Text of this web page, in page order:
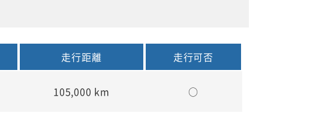
走行距離
走行可否
105,000 km ○